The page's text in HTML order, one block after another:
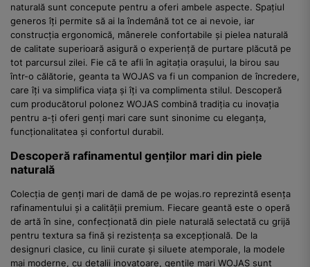
naturală sunt concepute pentru a oferi ambele aspecte. Spațiul
generos îți permite să ai la îndemână tot ce ai nevoie, iar
construcția ergonomică, mânerele confortabile și pielea naturală
de calitate superioară asigură o experiență de purtare plăcută pe
tot parcursul zilei. Fie că te afli în agitația orașului, la birou sau
într-o călătorie, geanta ta WOJAS va fi un companion de încredere,
care îți va simplifica viața și îți va complimenta stilul. Descoperă
cum producătorul polonez WOJAS combină tradiția cu inovația
pentru a-ți oferi genți mari care sunt sinonime cu eleganța,
funcționalitatea și confortul durabil.
Descoperă rafinamentul genților mari din piele
naturală
Colecția de genți mari de damă de pe wojas.ro reprezintă esența
rafinamentului și a calității premium. Fiecare geantă este o operă
de artă în sine, confecționată din piele naturală selectată cu grijă
pentru textura sa fină și rezistența sa excepțională. De la
designuri clasice, cu linii curate și siluete atemporale, la modele
mai moderne, cu detalii inovatoare, gențile mari WOJAS sunt